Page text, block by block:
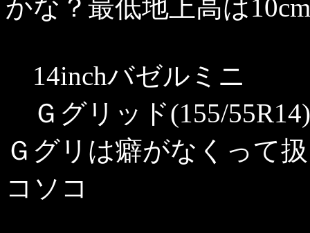
かな？最低地上高は
14inchバゼルミニ
Ｇグリッド(155/55R14)
Ｇグリは癖がなくって
コソコ